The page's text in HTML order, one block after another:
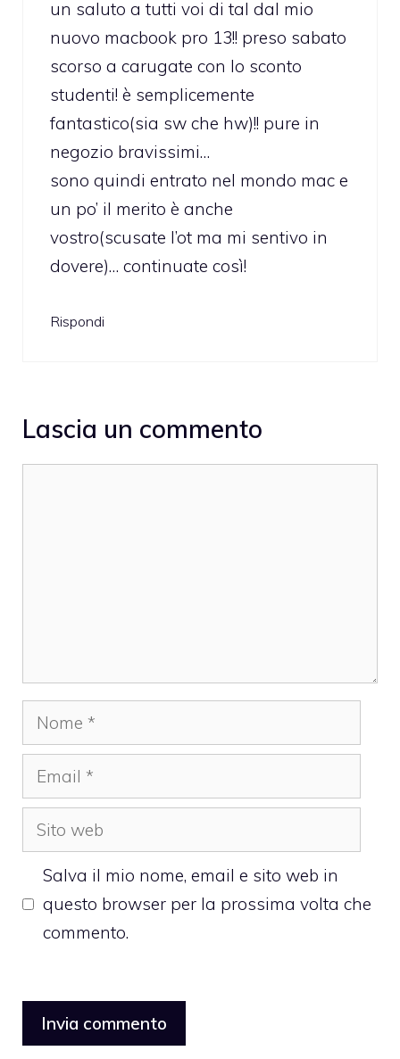
un saluto a tutti voi di tal dal mio
nuovo macbook pro 13!! preso sabato
scorso a carugate con lo sconto
studenti! è semplicemente
fantastico(sia sw che hw)!! pure in
negozio bravissimi…
sono quindi entrato nel mondo mac e
un po’ il merito è anche
vostro(scusate l’ot ma mi sentivo in
dovere)… continuate così!
Rispondi
Lascia un commento
Nome
Email
Sito
web
Salva il mio nome, email e sito web in
questo browser per la prossima volta che
commento.